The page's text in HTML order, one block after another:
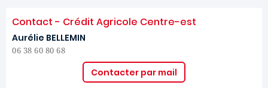
Contact - Crédit Agricole Centre-est
Aurélie BELLEMIN
06 38 60 80 68
Contacter par mail